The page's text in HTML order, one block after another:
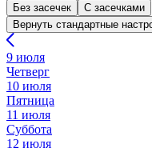
Без засечек
С засечками
Вернуть стандартные
9 июля
Четверг
10 июля
Пятница
11 июля
Суббота
12 июля